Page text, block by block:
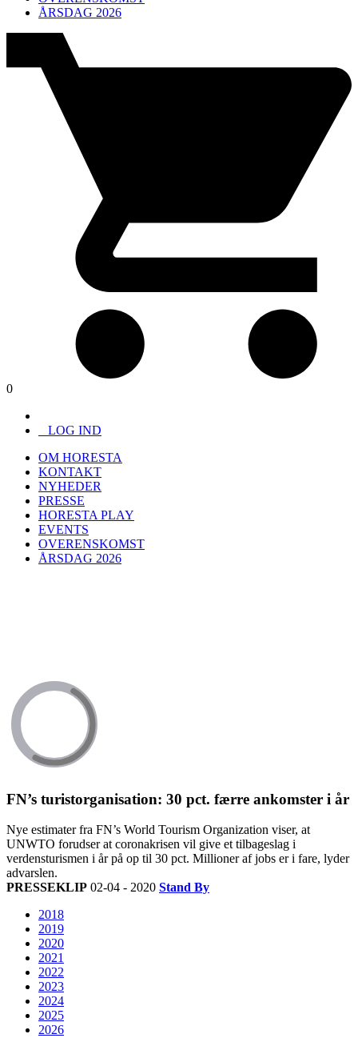
ÅRSDAG 2026
0
LOG IND
OM HORESTA
KONTAKT
NYHEDER
PRESSE
HORESTA PLAY
EVENTS
OVERENSKOMST
ÅRSDAG 2026
FN’s turistorganisation: 30 pct. færre ankomster i år
Nye estimater fra FN’s World Tourism Organization viser, at
UNWTO forudser at coronakrisen vil give et tilbageslag i
verdensturismen i år på op til 30 pct. Millioner af jobs er i fare, lyder
advarslen.
PRESSEKLIP 02-04 - 2020 Stand By
2018
2019
2020
2021
2022
2023
2024
2025
2026